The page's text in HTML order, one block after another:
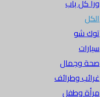
ورا كل باب
الكل
توك شو
سيارات
صحة وجمال
غرائب وطرائف
مرأة وطفل